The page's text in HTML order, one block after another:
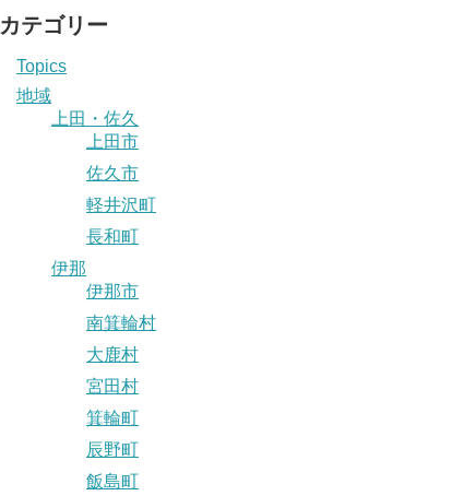
カテゴリー
Topics
地域
上田・佐久
上田市
佐久市
軽井沢町
長和町
伊那
伊那市
南箕輪村
大鹿村
宮田村
箕輪町
辰野町
飯島町